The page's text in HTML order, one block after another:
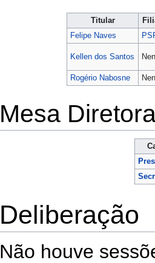
Titular
Felipe Naves
Kellen dos Santos
Rogério Nabosne
Mesa
Deliberação
Não houve